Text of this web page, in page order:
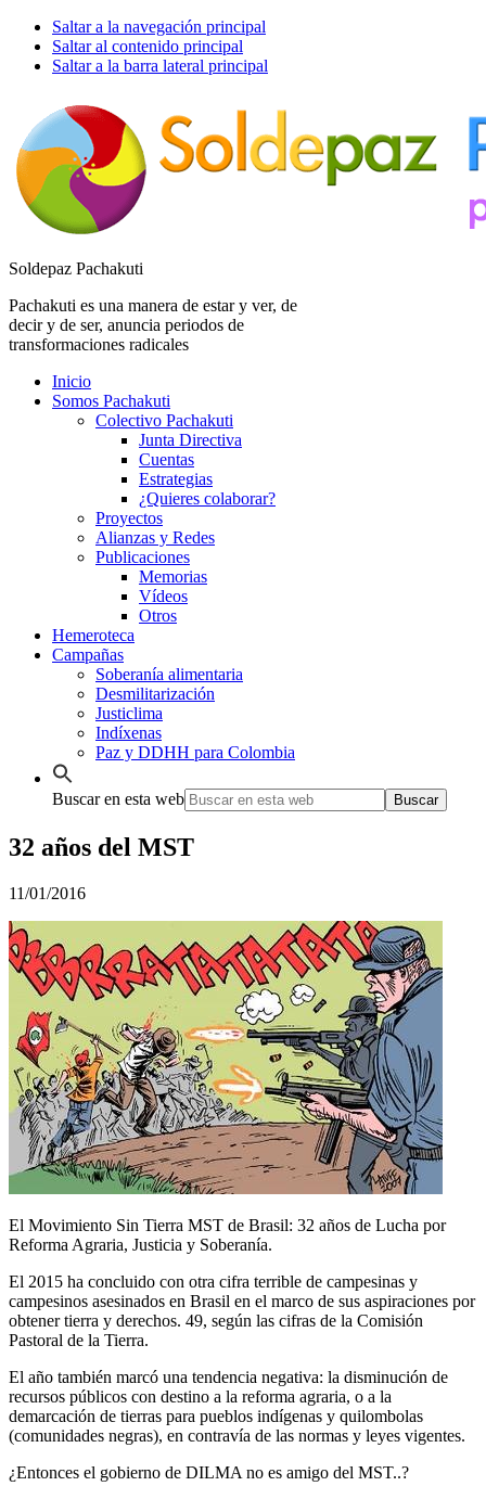
Saltar a la navegación principal
Saltar al contenido principal
Saltar a la barra lateral principal
Soldepaz Pachakuti
Pachakuti es una manera de estar y ver, de
decir y de ser, anuncia periodos de
transformaciones radicales
Inicio
Somos Pachakuti
Colectivo Pachakuti
Junta Directiva
Cuentas
Estrategias
¿Quieres colaborar?
Proyectos
Alianzas y Redes
Publicaciones
Memorias
Vídeos
Otros
Hemeroteca
Campañas
Soberanía alimentaria
Desmilitarización
Justiclima
Indíxenas
Paz y DDHH para Colombia
Buscar en esta web
32 años del MST
11/01/2016
El Movimiento Sin Tierra MST de Brasil: 32 años de Lucha por
Reforma Agraria, Justicia y Soberanía.
El 2015 ha concluido con otra cifra terrible de campesinas y
campesinos asesinados en Brasil en el marco de sus aspiraciones por
obtener tierra y derechos. 49, según las cifras de la Comisión
Pastoral de la Tierra.
El año también marcó una tendencia negativa: la disminución de
recursos públicos con destino a la reforma agraria, o a la
demarcación de tierras para pueblos indígenas y quilombolas
(comunidades negras), en contravía de las normas y leyes vigentes.
¿Entonces el gobierno de DILMA no es amigo del MST..?